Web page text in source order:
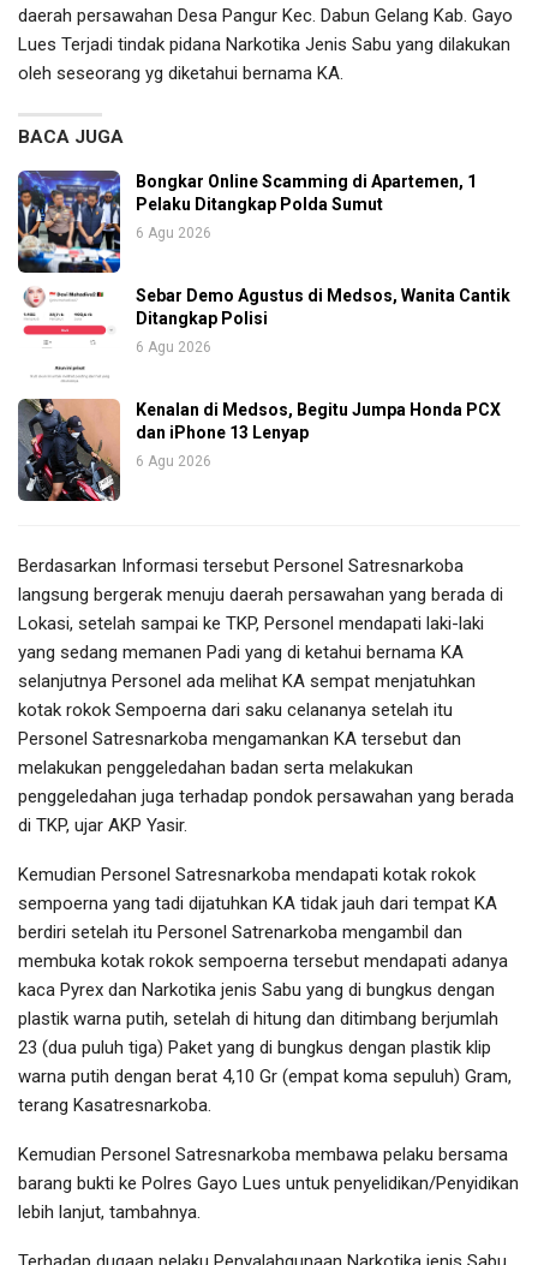
daerah persawahan Desa Pangur Kec. Dabun Gelang Kab. Gayo
Lues Terjadi tindak pidana Narkotika Jenis Sabu yang dilakukan
oleh seseorang yg diketahui bernama KA.
BACA JUGA
Bongkar Online Scamming di Apartemen, 1
Pelaku Ditangkap Polda Sumut
6 Agu 2026
Sebar Demo Agustus di Medsos, Wanita Cantik
Ditangkap Polisi
6 Agu 2026
Kenalan di Medsos, Begitu Jumpa Honda PCX
dan iPhone 13 Lenyap
6 Agu 2026
Berdasarkan Informasi tersebut Personel Satresnarkoba
langsung bergerak menuju daerah persawahan yang berada di
Lokasi, setelah sampai ke TKP, Personel mendapati laki-laki
yang sedang memanen Padi yang di ketahui bernama KA
selanjutnya Personel ada melihat KA sempat menjatuhkan
kotak rokok Sempoerna dari saku celananya setelah itu
Personel Satresnarkoba mengamankan KA tersebut dan
melakukan penggeledahan badan serta melakukan
penggeledahan juga terhadap pondok persawahan yang berada
di TKP, ujar AKP Yasir.
Kemudian Personel Satresnarkoba mendapati kotak rokok
sempoerna yang tadi dijatuhkan KA tidak jauh dari tempat KA
berdiri setelah itu Personel Satrenarkoba mengambil dan
membuka kotak rokok sempoerna tersebut mendapati adanya
kaca Pyrex dan Narkotika jenis Sabu yang di bungkus dengan
plastik warna putih, setelah di hitung dan ditimbang berjumlah
23 (dua puluh tiga) Paket yang di bungkus dengan plastik klip
warna putih dengan berat 4,10 Gr (empat koma sepuluh) Gram,
terang Kasatresnarkoba.
Kemudian Personel Satresnarkoba membawa pelaku bersama
barang bukti ke Polres Gayo Lues untuk penyelidikan/Penyidikan
lebih lanjut, tambahnya.